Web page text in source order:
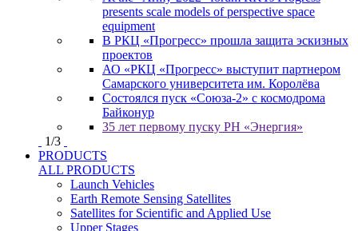
presents scale models of perspective space
equipment
В РКЦ «Прогресс» прошла защита эскизных
проектов
АО «РКЦ «Прогресс» выступит партнером
Самарского университета им. Королёва
Состоялся пуск «Союза-2» с космодрома
Байконур
35 лет первому пуску РН «Энергия»
1/3
PRODUCTS
ALL PRODUCTS
Launch Vehicles
Earth Remote Sensing Satellites
Satellites for Scientific and Applied Use
Upper Stages